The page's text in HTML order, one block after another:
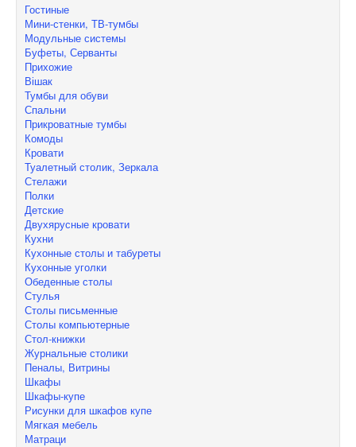
Гостиные
Мини-стенки, ТВ-тумбы
Модульные системы
Буфеты, Серванты
Прихожие
Вішак
Тумбы для обуви
Спальни
Прикроватные тумбы
Комоды
Кровати
Туалетный столик, Зеркала
Стелажи
Полки
Детские
Двухярусные кровати
Кухни
Кухонные столы и табуреты
Кухонные уголки
Обеденные столы
Стулья
Столы письменные
Столы компьютерные
Стол-книжки
Журнальные столики
Пеналы, Витрины
Шкафы
Шкафы-купе
Рисунки для шкафов купе
Мягкая мебель
Матраци